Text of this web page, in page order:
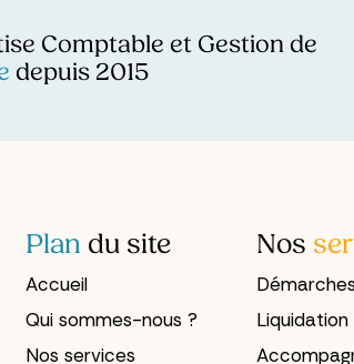
Comptable et Gestion de
depuis 2015
Plan du site
Accueil
Qui sommes-nous ?
Nos services
Nos